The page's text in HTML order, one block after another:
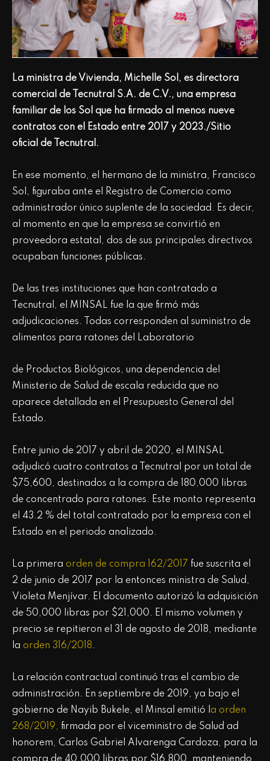
La ministra de Vivienda, Michelle Sol, es directora
comercial de Tecnutral S.A. de C.V., una empresa
familiar de los Sol que ha firmado al menos nueve
contratos con el Estado entre 2017 y 2023./Sitio
oficial de Tecnutral.
En ese momento, el hermano de la ministra, Francisco
Sol, figuraba ante el Registro de Comercio como
administrador único suplente de la sociedad. Es decir,
al momento en que la empresa se convirtió en
proveedora estatal, dos de sus principales directivos
ocupaban funciones públicas.
De las tres instituciones que han contratado a
Tecnutral, el MINSAL fue la que firmó más
adjudicaciones. Todas corresponden al suministro de
alimentos para ratones del Laboratorio
de Productos Biológicos, una dependencia del
Ministerio de Salud de escala reducida que no
aparece detallada en el Presupuesto General del
Estado.
Entre junio de 2017 y abril de 2020, el MINSAL
adjudicó cuatro contratos a Tecnutral por un total de
$75,600, destinados a la compra de 180,000 libras
de concentrado para ratones. Este monto representa
el 43.2 % del total contratado por la empresa con el
Estado en el periodo analizado.
La primera orden de compra 162/2017 fue suscrita el
2 de junio de 2017 por la entonces ministra de Salud,
Violeta Menjívar. El documento autorizó la adquisición
de 50,000 libras por $21,000. El mismo volumen y
precio se repitieron el 31 de agosto de 2018, mediante
la orden 316/2018.
La relación contractual continuó tras el cambio de
administración. En septiembre de 2019, ya bajo el
gobierno de Nayib Bukele, el Minsal emitió la orden
268/2019, firmada por el viceministro de Salud ad
honorem, Carlos Gabriel Alvarenga Cardoza, para la